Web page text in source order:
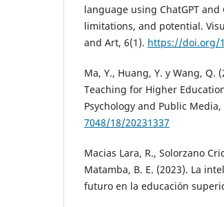
language using ChatGPT
limitations, and potential.
and Art, 6(1). https://doi.org/
Ma, Y., Huang, Y. y Wang, Q.
Teaching for Higher
Psychology and Public Media,
7048/18/20231337
Macias Lara, R., Solorzano
Matamba, B. E. (2023). La
futuro en la educación